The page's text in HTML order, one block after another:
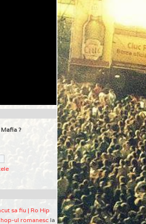
?
sa fiu | Ro Hip
ul romanesc la